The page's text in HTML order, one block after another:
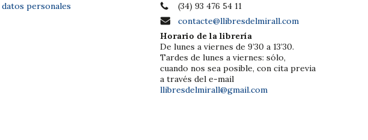
personales
(34) 93 476 54 11
contacte@llibresdelmirall.com
Horario de la librería
De lunes a viernes de 9’30 a 13’30.
Tardes de lunes a viernes: sólo,
cuando nos sea posible, con cita previa
a través del e-mail
llibresdelmirall@gmail.com